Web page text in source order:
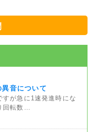
音について
すが急に1速発進時にな
回転数…